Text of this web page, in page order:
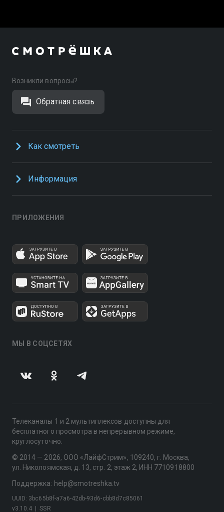
Возникли вопросы?
Обратная связь
Как смотреть
Информация
ПРИЛОЖЕНИЯ
МЫ В СОЦСЕТЯХ
Телеканалы 1 и 2 мультиплексов доступны для
бесплатного просмотра в непрерывном режиме,
круглосуточно.
© 2014 — 2026, ООО «ЛайфСтрим», 109240, г. Москва,
ул. Николоямская, д. 13, стр. 2, этаж 2, ИНН 7710918800
Поддержка: help@smotreshka.tv
v3.10.4 SSR
UUID: 3bc65b8f-a7a6-42db-93d6-cbb8d7c85061